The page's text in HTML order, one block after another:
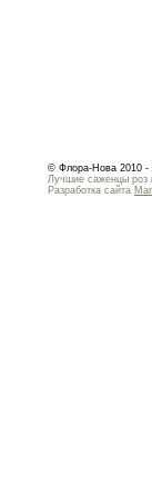
© Флора-Нова 2010 -
Лучшие саженцы роз
Разработка сайта